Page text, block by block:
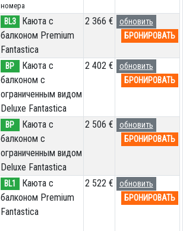
номера
BL3
Каюта с
балконом Premium
Fantastica
2 366 €
обновить
БРОНИРОВАТЬ
BP
Каюта с
балконом c
ограниченным видом
Deluxe Fantastica
2 402 €
обновить
БРОНИРОВАТЬ
BP
Каюта с
балконом c
ограниченным видом
Deluxe Fantastica
2 506 €
обновить
БРОНИРОВАТЬ
BL1
Каюта с
балконом Premium
Fantastica
2 522 €
обновить
БРОНИРОВАТЬ